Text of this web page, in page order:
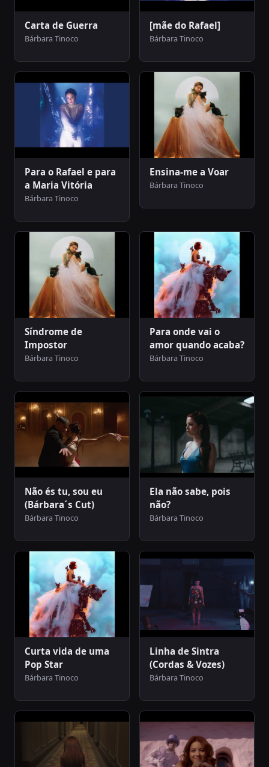
Carta de Guerra
Bárbara Tinoco
[mãe do Rafael]
Bárbara Tinoco
Para o Rafael e para
a Maria Vitória
Bárbara Tinoco
Ensina-me a Voar
Bárbara Tinoco
Síndrome de
Impostor
Bárbara Tinoco
Para onde vai o
amor quando acaba?
Bárbara Tinoco
Não és tu, sou eu
(Bárbara´s Cut)
Bárbara Tinoco
Ela não sabe, pois
não?
Bárbara Tinoco
Curta vida de uma
Pop Star
Bárbara Tinoco
Linha de Sintra
(Cordas & Vozes)
Bárbara Tinoco